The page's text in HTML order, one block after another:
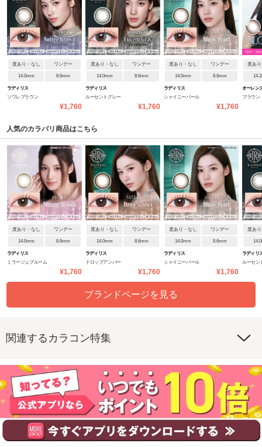
度あり・なし ワンデー
14.0mm 8.6mm
ラディリス
ソワレブラウン
¥1,760
度あり・なし ワンデー
14.0mm 8.6mm
ラディリス
ルーセントグレー
¥1,760
度あり・なし ワンデー
14.0mm 8.6mm
ラディリス
シャイニーパール
¥1,760
度あ
オーレン
ブラウン
人気のカラバリ商品はこちら
度あり・なし ワンデー
14.0mm 8.6mm
ラディリス
ミラージュブルーム
¥1,760
度あり・なし ワンデー
14.0mm 8.6mm
ラディリス
ドロップアンバー
¥1,760
度あり・なし ワンデー
14.0mm 8.6mm
ラディリス
シャイニーパール
¥1,760
度あ
ラディリ
ルーセン
ブランドページを見る
関連するカラコン特集